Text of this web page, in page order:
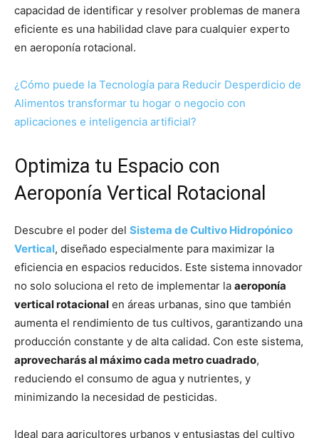
capacidad de identificar y resolver problemas de manera
eficiente es una habilidad clave para cualquier experto
en aeroponía rotacional.
¿Cómo puede la Tecnología para Reducir Desperdicio de
Alimentos transformar tu hogar o negocio con
aplicaciones e inteligencia artificial?
Optimiza tu Espacio con
Aeroponía Vertical Rotacional
Descubre el poder del Sistema de Cultivo Hidropónico
Vertical, diseñado especialmente para maximizar la
eficiencia en espacios reducidos. Este sistema innovador
no solo soluciona el reto de implementar la aeroponía
vertical rotacional en áreas urbanas, sino que también
aumenta el rendimiento de tus cultivos, garantizando una
producción constante y de alta calidad. Con este sistema,
aprovecharás al máximo cada metro cuadrado,
reduciendo el consumo de agua y nutrientes, y
minimizando la necesidad de pesticidas.
Ideal para agricultores urbanos y entusiastas del cultivo